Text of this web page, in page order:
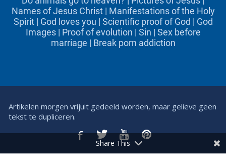
Names of Jesus Christ| Manifestations of the Holy
Spirit| God loves you | Scientific proof of God | God
Images| Proof of evolution | Sin | Sex before
marriage | Break porn addiction
Artikelen morgen vrijuit gedeeld worden, maar gelieve geen
tekst te dupliceren.
Share This